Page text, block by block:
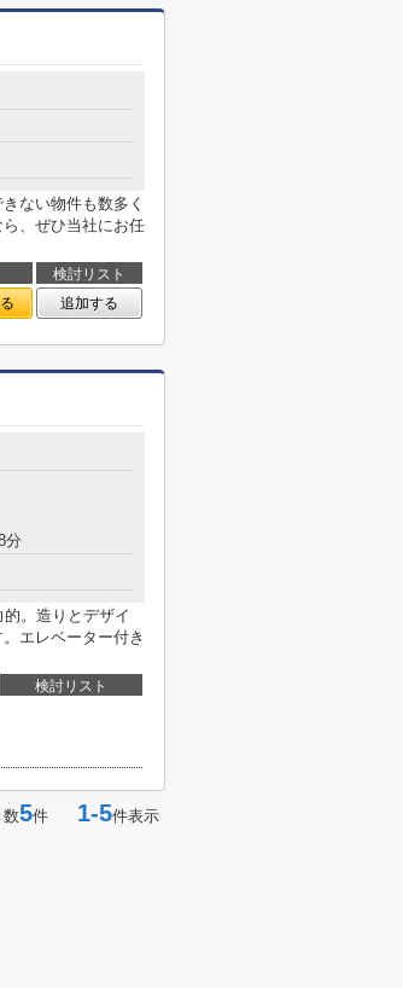
ない物件も数多く
、ぜひ当社にお任
検討リスト
追加する
分
。造りとデザイ
エレベーター付き
検討リスト
5件 1-5件表示